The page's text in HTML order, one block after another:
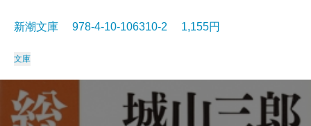
新潮文庫 978-4-10-106310-2 1,155円
文庫